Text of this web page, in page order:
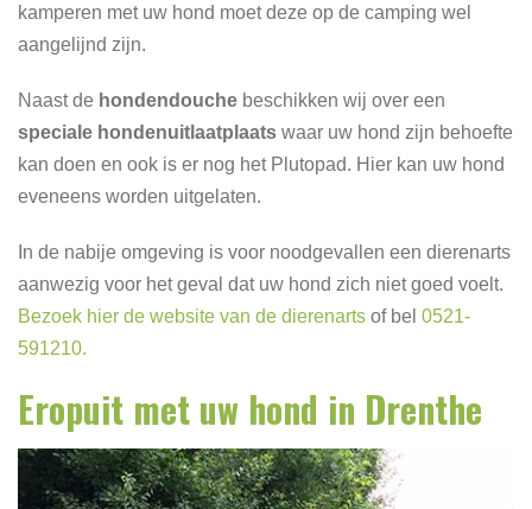
kamperen met uw hond moet deze op de camping wel
aangelijnd zijn.
Naast de hondendouche beschikken wij over een
speciale hondenuitlaatplaats waar uw hond zijn behoefte
kan doen en ook is er nog het Plutopad. Hier kan uw hond
eveneens worden uitgelaten.
In de nabije omgeving is voor noodgevallen een dierenarts
aanwezig voor het geval dat uw hond zich niet goed voelt.
Bezoek hier de website van de dierenarts of bel 0521-
591210.
Eropuit met uw hond in Drenthe